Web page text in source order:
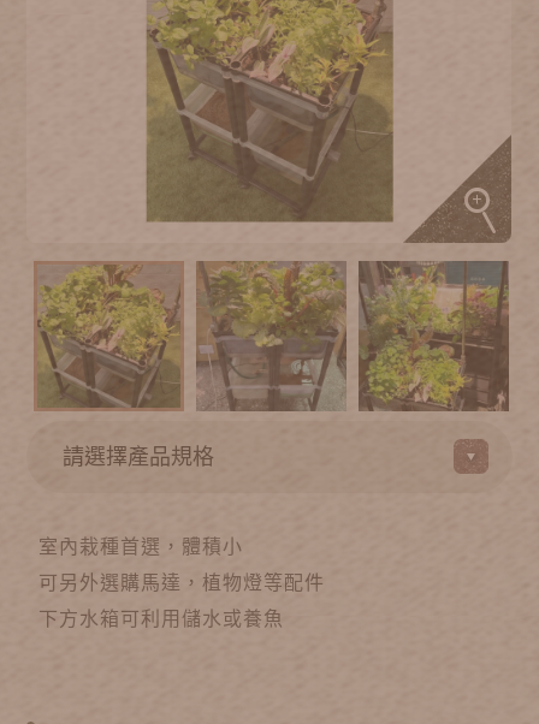
室內栽種首選，體積小
可另外選購馬達，植物燈等配件
下方水箱可利用儲水或養魚